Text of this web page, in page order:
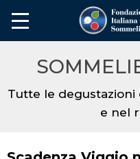
Tutte le degustazioni
e nel